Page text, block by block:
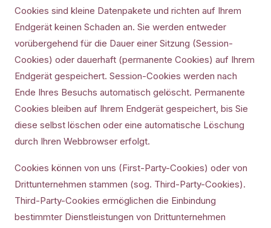
Cookies sind kleine Datenpakete und richten auf Ihrem
Endgerät keinen Schaden an. Sie werden entweder
vorübergehend für die Dauer einer Sitzung (Session-
Cookies) oder dauerhaft (permanente Cookies) auf Ihrem
Endgerät gespeichert. Session-Cookies werden nach
Ende Ihres Besuchs automatisch gelöscht. Permanente
Cookies bleiben auf Ihrem Endgerät gespeichert, bis Sie
diese selbst löschen oder eine automatische Löschung
durch Ihren Webbrowser erfolgt.
Cookies können von uns (First-Party-Cookies) oder von
Drittunternehmen stammen (sog. Third-Party-Cookies).
Third-Party-Cookies ermöglichen die Einbindung
bestimmter Dienstleistungen von Drittunternehmen